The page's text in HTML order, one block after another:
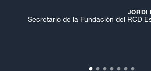
JORDI
Secretario de la Fundación del RCD